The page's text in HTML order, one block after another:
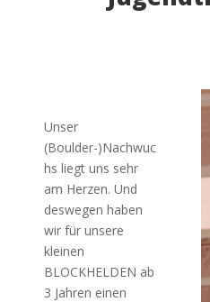
Unser
(Boulder-)Nachwuc
hs liegt uns sehr
am Herzen. Und
deswegen haben
wir für unsere
kleinen
BLOCKHELDEN ab
3 Jahren einen